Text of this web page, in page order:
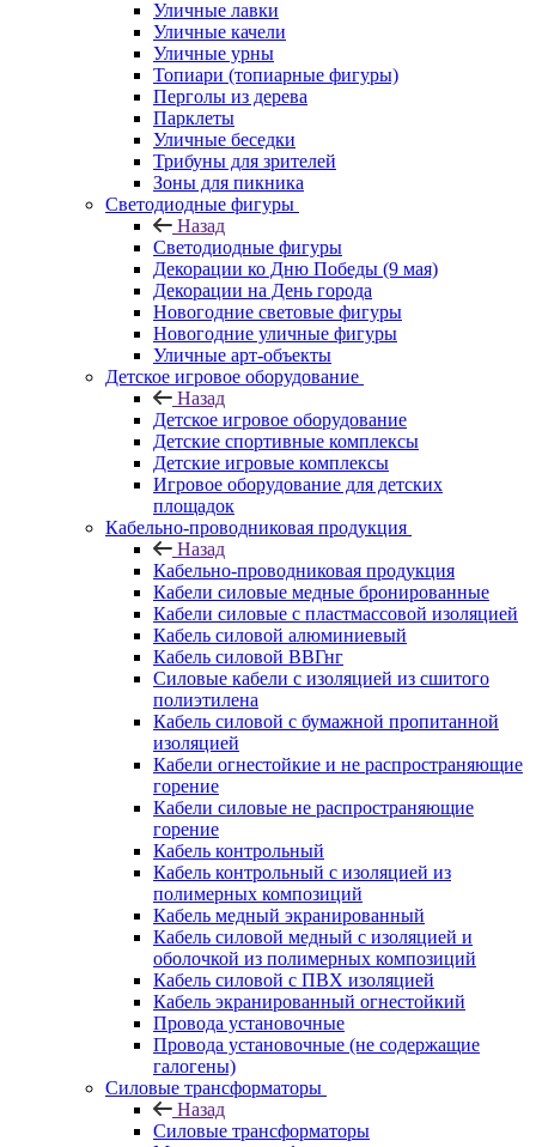
Уличные лавки
Уличные качели
Уличные урны
Топиари (топиарные фигуры)
Перголы из дерева
Парклеты
Уличные беседки
Трибуны для зрителей
Зоны для пикника
Светодиодные фигуры
Назад
Светодиодные фигуры
Декорации ко Дню Победы (9 мая)
Декорации на День города
Новогодние световые фигуры
Новогодние уличные фигуры
Уличные арт-объекты
Детское игровое оборудование
Назад
Детское игровое оборудование
Детские спортивные комплексы
Детские игровые комплексы
Игровое оборудование для детских
площадок
Кабельно-проводниковая продукция
Назад
Кабельно-проводниковая продукция
Кабели силовые медные бронированные
Кабели силовые с пластмассовой изоляцией
Кабель силовой алюминиевый
Кабель силовой ВВГнг
Силовые кабели с изоляцией из сшитого
полиэтилена
Кабель силовой с бумажной пропитанной
изоляцией
Кабели огнестойкие и не распространяющие
горение
Кабели силовые не распространяющие
горение
Кабель контрольный
Кабель контрольный с изоляцией из
полимерных композиций
Кабель медный экранированный
Кабель силовой медный с изоляцией и
оболочкой из полимерных композиций
Кабель силовой с ПВХ изоляцией
Кабель экранированный огнестойкий
Провода установочные
Провода установочные (не содержащие
галогены)
Силовые трансформаторы
Назад
Силовые трансформаторы